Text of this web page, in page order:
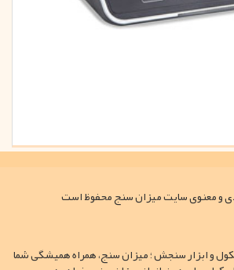
و ابزار سنجش ؛ میزان سنج، همراه همیشگی شما